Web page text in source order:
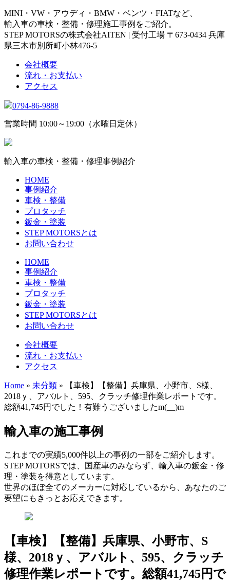
MINI・VW・アウディ・BMW・ベンツ・FIATなど、
輸入車の車検・整備・修理施工事例をご紹介。
STEP MOTORSの株式会社AITEN | 受付工場 〒673-0434 兵庫
県三木市別所町小林476-5
会社概要
流れ・お支払い
アクセス
0794-86-9888
営業時間 10:00～19:00（水曜日定休）
輸入車の車検・整備・修理事例紹介
HOME
事例紹介
車検・整備
プロタッチ
鈑金・塗装
STEP MOTORSとは
お問い合わせ
HOME
事例紹介
車検・整備
プロタッチ
鈑金・塗装
STEP MOTORSとは
お問い合わせ
会社概要
流れ・お支払い
アクセス
Home » 未分類 » 【車検】【整備】兵庫県、小野市、S様、
2018ｙ、アバルト、595、クラッチ修理作業レポートです。
総額41,745円でした！有難うございましたm(__)m
輸入車の施工事例
これまでの実績5,000件以上の事例の一部をご紹介します。
STEP MOTORSでは、国産車のみならず、輸入車の鈑金・修
理・塗装を得意としています。
世界のほぼ全てのメーカーに対応しているから、あなたのご
要望にもきっとお応えできます。
【車検】【整備】兵庫県、小野市、S
様、2018ｙ、アバルト、595、クラッチ
修理作業レポートです。総額41,745円で